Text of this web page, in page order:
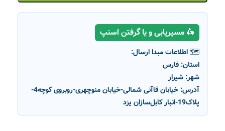
🛵 مسیریابی و یا گرفتن اسنپ
🗺️ اطلاعات مبدا ارسال:
استان: فارس
شهر: شیراز
آدرس:
خیابان قاآنی شمالی-خیابان منوچهری-روبروی کوچه4-
پلاک19-انبار کابل‌سازان یزد